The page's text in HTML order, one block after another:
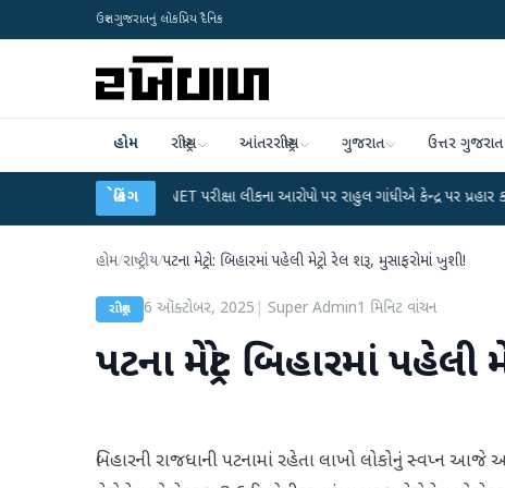
ઉત્તર ગુજરાતનું લોકપ્રિય દૈનિક
હોમ રાષ્ટ્રીય આંતરરાષ્ટ્રીય ગુજરાત ઉત્તર ગુજરાત
બ્રેકિંગ
UGC-NET પરીક્ષા લીકના આરોપો પર રાહુલ ગાંધીએ કેન્દ્ર પર પ્રહાર કર્યા ●
હોમ/રાષ્ટ્રીય/પટના મેટ્રો: બિહારમાં પહેલી મેટ્રો રેલ શરૂ, મુસાફરોમાં ખુશી!
રાષ્ટ્રીય 6 ઑક્ટોબર, 2025 Super Admin1 મિનિટ વાંચન
પટના મેટ્રો: બિહારમાં
બિહારની રાજધાની પટનામાં રહેતા લાખો લોકોનું સ્વપ્ન